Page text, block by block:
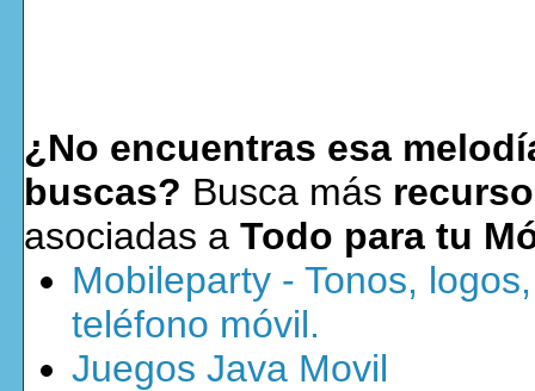
¿No encuentras esa
buscas? Busca más
asociadas a Todo para tu
Mobileparty - Tonos,
teléfono móvil.
Juegos Java Movil